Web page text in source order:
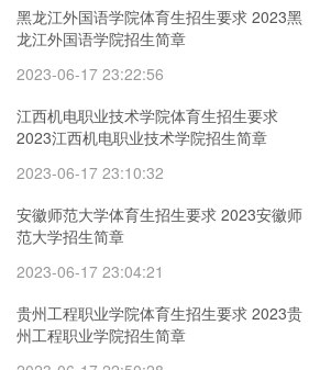
黑龙江外国语学院体育生招生要求 2023黑
龙江外国语学院招生简章
2023-06-17 23:22:56
江西机电职业技术学院体育生招生要求
2023江西机电职业技术学院招生简章
2023-06-17 23:10:32
安徽师范大学体育生招生要求 2023安徽师
范大学招生简章
2023-06-17 23:04:21
贵州工程职业学院体育生招生要求 2023贵
州工程职业学院招生简章